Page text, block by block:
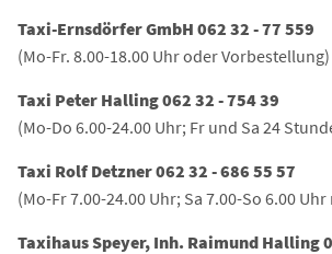
Taxi-Ernsdörfer GmbH 062 32 - 77 559
(Mo-Fr. 8.00-18.00 Uhr oder Vorbestellung)
Taxi Peter Halling 062 32 - 754 39
(Mo-Do 6.00-24.00 Uhr; Fr und Sa 24
Taxi Rolf Detzner 062 32 - 686 55 57
(Mo-Fr 7.00-24.00 Uhr; Sa 7.00-So 6.00
Taxihaus Speyer, Inh. Raimund Halling